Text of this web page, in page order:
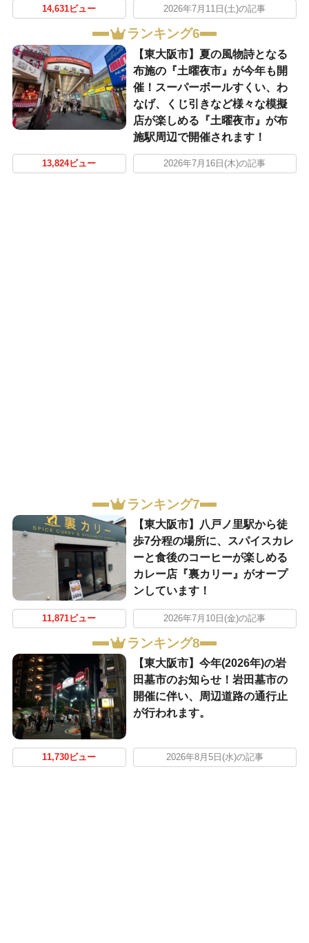
14,631ビュー 2026年7月11日(土)の記事
ランキング6
【東大阪市】夏の風物詩となる
布施の『土曜夜市』が今年も開
催！スーパーボールすくい、わ
なげ、くじ引きなど様々な模擬
店が楽しめる『土曜夜市』が布
施駅周辺で開催されます！
13,824ビュー 2026年7月16日(木)の記事
ランキング7
【東大阪市】八戸ノ里駅から徒
歩7分程の場所に、スパイスカレ
ーと食後のコーヒーが楽しめる
カレー店『裏カリー』がオープ
ンしています！
11,871ビュー 2026年7月10日(金)の記事
ランキング8
【東大阪市】今年(2026年)の岩
田墓市のお知らせ！岩田墓市の
開催に伴い、周辺道路の通行止
が行われます。
11,730ビュー 2026年8月5日(水)の記事